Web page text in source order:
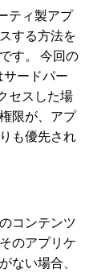
ティ製アプ
する方法を
す。 今回の
ードパー
セスした場
限が、アプ
も優先され
コンテンツ
のアプリケ
ない場合、